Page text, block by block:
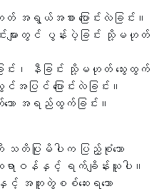
ရွယ်အစား ပြောင်းလဲခြင်း။
များတွင် ပွန်းပဲ့ခြင်း သို့မဟုတ်
ြင်း၊ နီခြင်း သို့မဟုတ် သွေးထွက်
အပြင် ပြောင်းလဲခြင်း။
ော အရည်ထွက်ခြင်း။
တိပြုမိပါက ပြည့်စုံသော
ာဝန်နှင့် ရက်ချိန်းယူပါ။
နှင့် အတူတွဲစစ်ဆေးရသော